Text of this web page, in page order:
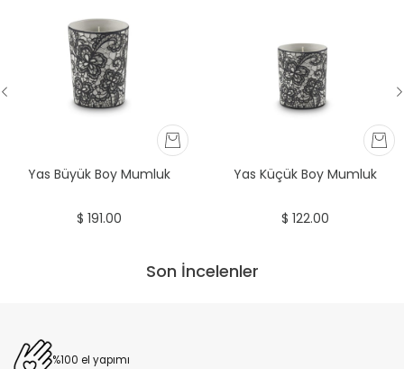
%100 el yapımı
Yas Büyük Boy Mumluk
$ 191.00
Yas Küçük Boy Mumluk
$ 122.00
Son İncelenler